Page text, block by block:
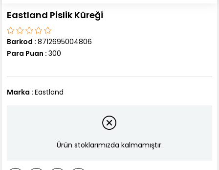
Eastland Pislik Küreği
Barkod : 8712695004806
Para Puan : 300
Marka : Eastland
Ürün stoklarımızda kalmamıştır.